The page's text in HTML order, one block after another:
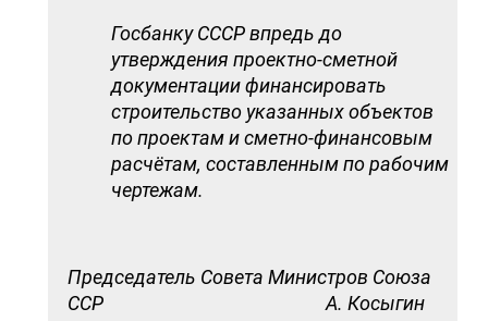
Госбанку СССР впредь до
утверждения проектно-сметной
документации финансировать
строительство указанных объектов
по проектам и сметно-финансовым
расчётам, составленным по рабочим
чертежам.
Председатель Совета Министров Союза
ССР А. Косыгин